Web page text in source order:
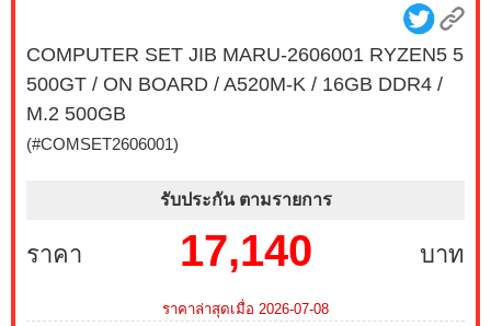
บาท เหลือเพียง 2,300 บาท MONITOR 23.8 MSI IPS
PRO MP243L E14 144Hz FREESYNC (1 เซ็ต ต่อ 1 จอ)
บริการ Onsite Service ติดตั้งคอมพิวเตอร์ถึงบ้านคุณ เมื่อ
ซื้อพร้อมคอมเซ็ต ลดทันที 200 บาท จากปกติ 1,000 บาท
สนใจโปรโมชั่นนี้ ติดต่อ 02-017-4444
เมื่อซื้อพร้อมคอมเซ็ต ลดทันที 790 บาท จากปกติ 3,590
COMPUTER SET JIB MARU-2606001 RYZEN5 5
500GT / ON BOARD / A520M-K / 16GB DDR4 /
M.2 500GB
(#COMSET2606001)
รับประกัน ตามรายการ
ราคา บาท
17,140
ราคาล่าสุดเมื่อ 2026-07-08